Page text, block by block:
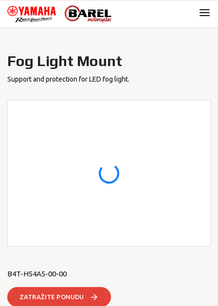
Skip
navigation
Skip
content
Fog Light Mount
Support and protection for LED fog light.
B4T-H54A5-00-00
ZATRAŽITE PONUDU